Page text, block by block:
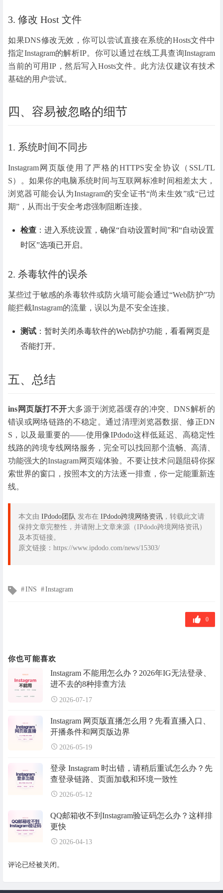
3. 修改 Host 文件
如果DNS修改无效，你可以尝试直接在系统的Hosts文件中
指定Instagram的解析IP。你可以通过在线工具查询Instagram
当前的可用IP，然后写入Hosts文件。此方法仅建议有技术
基础的用户尝试。
四、容易被忽略的细节
1. 系统时间不同步
Instagram网页版使用了严格的HTTPS安全协议（SSL/TL
S）。如果你的电脑系统时间与互联网标准时间相差太大，
浏览器可能会认为Instagram的安全证书“尚未生效”或“已过
期”，从而出于安全考虑强制阻断连接。
检查 ：进入系统设置，确保“自动设置时间”和“自动设置
时区”选项已开启。
2. 杀毒软件的误杀
某些过于敏感的杀毒软件或防火墙可能会通过“Web防护”功
能拦截Instagram的流量，误以为是不安全连接。
测试 ：暂时关闭杀毒软件的Web防护功能，看看网页是
否能打开。
五、总结
ins网页版打不开大多源于浏览器缓存的冲突、DNS解析的
错误或网络链路的不稳定。通过清理浏览器数据、修正DN
S，以及最重要的——使用像IPdodo这样低延迟、高稳定性
线路的跨境专线网络服务，完全可以找回那个流畅、高清、
功能强大的Instagram网页端体验。不要让技术问题阻碍你探
索世界的窗口，按照本文的方法逐一排查，你一定能重新连
线。
本文由 IPdodo团队 发布在 IPdodo跨境网络资讯 ，转载此文请
保持文章完整性，并请附上文章来源（IPdodo跨境网络资讯）
及本页链接。
原文链接：https://www.ipdodo.com/news/15303/
文INS Instagram
0
你也可能喜欢
Instagram 不能用怎么办？2026年IG无法登录、
进不去的8种排查方法
2026-07-17
Instagram 网页版直播怎么用？先看直播入口、
开播条件和网页版边界
2026-05-19
登录 Instagram 时出错，请稍后重试怎么办？先
查登录链路、页面加载和环境一致性
2026-05-12
QQ邮箱收不到Instagram验证码怎么办？这样排
更快
2026-04-13
评论已经被关闭。